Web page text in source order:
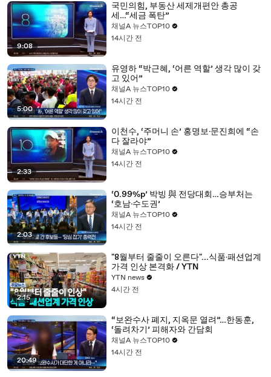
9:08
국민의힘, 부동산 세제개편안 총공
세…“세금 폭탄”
채널A 뉴스TOP10
14시간 전
5:00
유영하 “박근혜, ‘어른 역할’ 생각 많이 갖
고 있어”
채널A 뉴스TOP10
14시간 전
2:33
이천수, ‘주머니 손’ 홍명보·문진희에 “손
다 잘라야”
채널A 뉴스TOP10
14시간 전
2:03
‘0.99%p’ 박빙 與 전당대회…승부처는
‘호남·수도권’
채널A 뉴스TOP10
14시간 전
2:15
"8월부터 줄줄이 오른다"...식품·패션업계
가격 인상 본격화 / YTN
YTN news
4시간 전
20:49
“보완수사 폐지, 지옥문 열려”…한동훈,
‘돌려차기’ 피해자와 간담회
채널A 뉴스TOP10
14시간 전